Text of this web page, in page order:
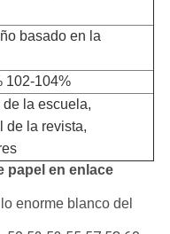
basado en la
102-104%
la escuela,
de la revista,
papel en enlace
enorme blanco del